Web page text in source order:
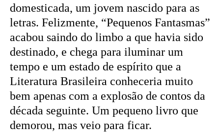
domesticada, um jovem nascido para as
letras. Felizmente, “Pequenos Fantasmas”
acabou saindo do limbo a que havia sido
destinado, e chega para iluminar um
tempo e um estado de espírito que a
Literatura Brasileira conheceria muito
bem apenas com a explosão de contos da
década seguinte. Um pequeno livro que
demorou, mas veio para ficar.